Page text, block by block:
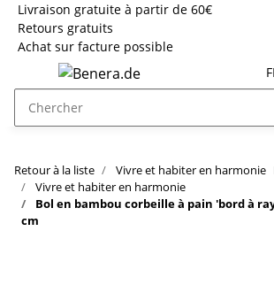
Livraison gratuite à partir de 60€
Retours gratuits
Achat sur facture possible
Retour à la liste Vivre et habiter en harmonie
Vivre et habiter en harmonie
Bol en bambou corbeille à pain 'bord à
cm